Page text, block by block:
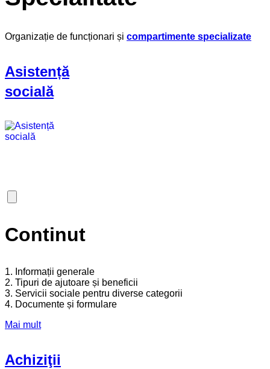
Organizație de funcționari și compartimente specializate
Asistență
socială
Continut
1. Informații generale
2. Tipuri de ajutoare și beneficii
3. Servicii sociale pentru diverse categorii
4. Documente și formulare
Mai mult
Achiziţii